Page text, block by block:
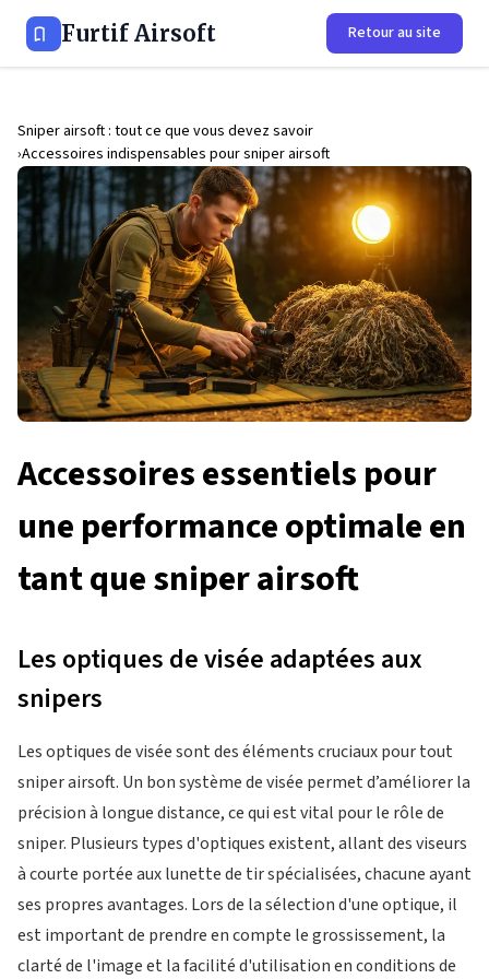
Furtif Airsoft Retour au site
Sniper airsoft : tout ce que vous devez savoir
Accessoires indispensables pour sniper airsoft
Accessoires essentiels pour
une performance optimale en
tant que sniper airsoft
Les optiques de visée adaptées aux
snipers
Les optiques de visée sont des éléments cruciaux pour tout
sniper airsoft. Un bon système de visée permet d’améliorer la
précision à longue distance, ce qui est vital pour le rôle de
sniper. Plusieurs types d'optiques existent, allant des viseurs
à courte portée aux lunette de tir spécialisées, chacune ayant
ses propres avantages. Lors de la sélection d'une optique, il
est important de prendre en compte le grossissement, la
clarté de l'image et la facilité d'utilisation en conditions de